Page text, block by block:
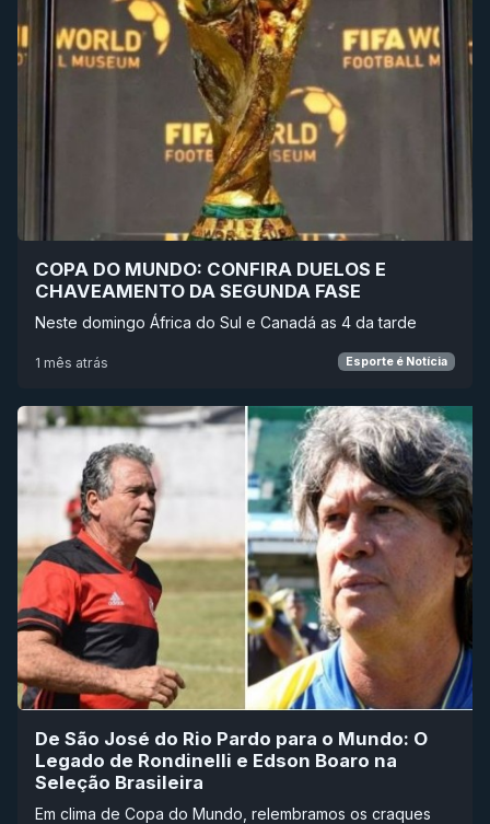
COPA DO MUNDO: CONFIRA DUELOS E
CHAVEAMENTO DA SEGUNDA FASE
Neste domingo África do Sul e Canadá as 4 da tarde
1 mês atrás Esporte é Notícia
De São José do Rio Pardo para o Mundo: O
Legado de Rondinelli e Edson Boaro na
Seleção Brasileira
Em clima de Copa do Mundo, relembramos os craques